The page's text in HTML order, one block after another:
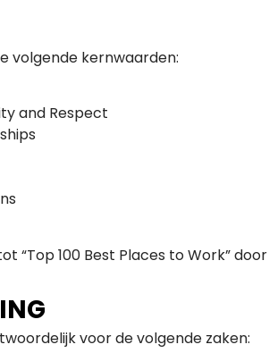
volgende kernwaarden:
and Respect
“Top 100 Best Places to Work”
voor de volgende zaken: